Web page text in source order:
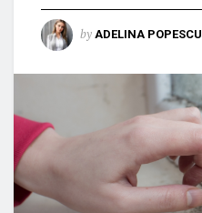
by ADELINA POPESCU